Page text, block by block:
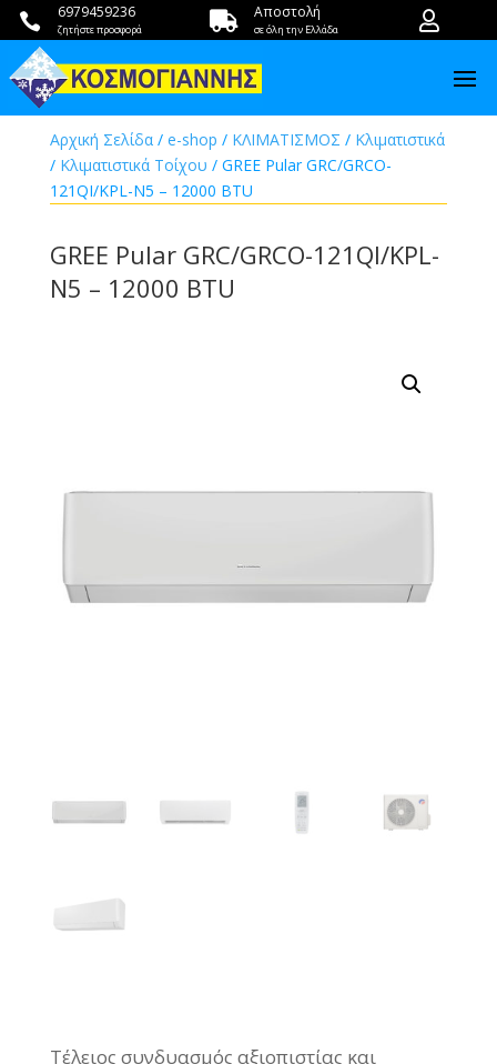
 6979459236
ζητήστε προσφορά  Αποστολή
σε όλη την Ελλάδα 
Αρχική Σελίδα/ e-shop / ΚΛΙΜΑΤΙΣΜΟΣ / Κλιματιστικά
/ Κλιματιστικά Τοίχου / GREE Pular GRC/GRCO-
121QI/KPL-N5 – 12000 BTU
GREE Pular GRC/GRCO-121QI/KPL-
N5 – 12000 BTU
Τέλειος συνδυασμός αξιοπιστίας και